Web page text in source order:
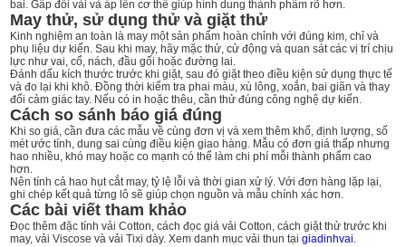
bai. Gấp đôi vải và áp lên cơ thể giúp hình dung thành phẩm rõ hơn.
May thử, sử dụng thử và giặt thử
Kinh nghiệm an toàn là may một sản phẩm hoàn chỉnh với đúng kim, chỉ và
phụ liệu dự kiến. Sau khi may, hãy mặc thử, cử động và quan sát các vị trí chịu
lực như vai, cổ, nách, đầu gối hoặc đường lai.
Đánh dấu kích thước trước khi giặt, sau đó giặt theo điều kiện sử dụng thực tế
và đo lại khi khô. Đồng thời kiểm tra phai màu, xù lông, xoắn, bai giãn và thay
đổi cảm giác tay. Nếu có in hoặc thêu, cần thử đúng công nghệ dự kiến.
Cách so sánh báo giá đúng
Khi so giá, cần đưa các mẫu về cùng đơn vị và xem thêm khổ, định lượng, số
mét ước tính, dung sai cùng điều kiện giao hàng. Mẫu có đơn giá thấp nhưng
hao nhiều, khó may hoặc co mạnh có thể làm chi phí mỗi thành phẩm cao
hơn.
Nên tính cả hao hụt cắt may, tỷ lệ lỗi và thời gian xử lý. Với đơn hàng lặp lại,
ghi chép kết quả từng lô sẽ giúp chọn nguồn và mẫu chính xác hơn.
Các bài viết tham khảo
Đọc thêmđặc tính vải Cotton,cách đọc giá vải Cotton,cách giặt thử trước khi
may,vải Viscose vàvải Tixi dày. Xem danh mụcvải thun tạigiadinhvai.